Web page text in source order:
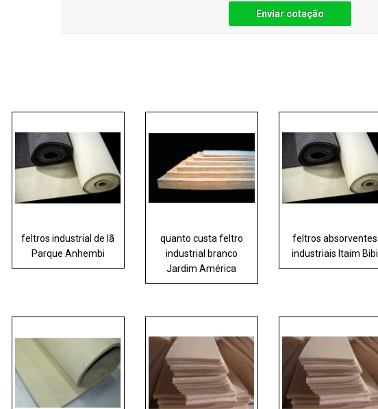
Enviar cotação
feltros industrial de lã
Parque Anhembi
quanto custa feltro
industrial branco
Jardim América
feltros absorventes
industriais Itaim Bibi